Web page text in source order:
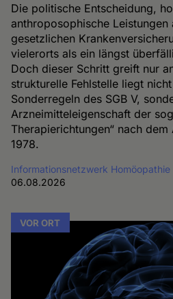
Die politische Entscheidung,
anthroposophische
gesetzlichen
vielerorts als ein längst
Doch dieser Schritt greift nur
strukturelle Fehlstelle liegt
Sonderregeln des SGB V,
Arzneimitteleigenschaft der
Therapierichtungen“ nach
1978.
Informationsnetzwerk Homöopathie
06.08.2026
VOR ORT